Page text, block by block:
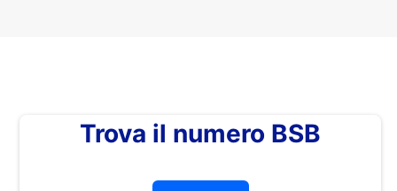
Trova il numero BSB